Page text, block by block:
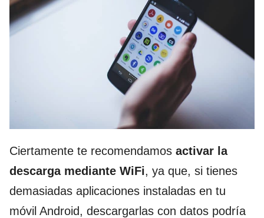
Ciertamente te recomendamos activar la
descarga mediante WiFi, ya que, si tienes
demasiadas aplicaciones instaladas en tu
móvil Android, descargarlas con datos podría